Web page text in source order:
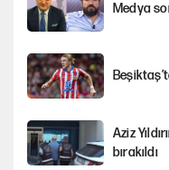
Medya
Aziz
bırakıldı